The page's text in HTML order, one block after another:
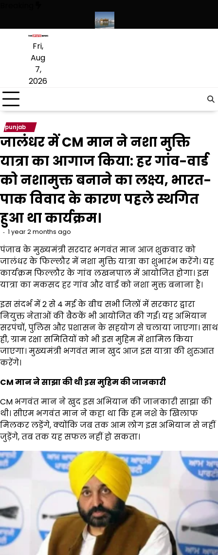
content
Fri,
Aug
7,
2026
punjab
जालंधर में CM मान ने नशा मुक्ति
यात्रा का आगाज किया: हर गांव-वार्ड
को नशामुक्त बनाने का लक्ष्य, भारत-
पाक विवाद के कारण पहले स्थगित
हुआ था कार्यक्रम।
1 year 2 months ago
पंजाब के मुख्यमंत्री सरदार भगवंत मान आज शुक्रवार को
जालंधर के फिल्लौर में नशा मुक्ति यात्रा का शुभारंभ करेंगे। यह
कार्यक्रम फिल्लौर के गांव लखनपाल में आयोजित होगा। इस
यात्रा का मकसद हर गांव और वार्ड को नशा मुक्त बनाना है।
इस संदर्भ में 2 से 4 मई के बीच सभी जिलों में सरकार द्वारा
नियुक्त नेताओं की बैठकें भी आयोजित की गईं। यह अभियान
सरपंचों, पुलिस और प्रशासन के सहयोग से चलाया जाएगा। साथ
ही, ग्राम रक्षा समितियों को भी इस मुहिम में शामिल किया
जाएगा। मुख्यमंत्री भगवंत मान खुद आज इस यात्रा की शुरुआत
करेंगे।
CM मान ने साझा की थी इस मुहिम की जानकारी
CM भगवंत मान ने खुद इस अभियान की जानकारी साझा की
थी। सीएम भगवंत मान ने कहा था कि हम नशे के खिलाफ
मिलकर लड़ेंगे, क्योंकि जब तक आम लोग इस अभियान से नहीं
जुड़ेंगे, तब तक यह सफल नहीं हो सकता।